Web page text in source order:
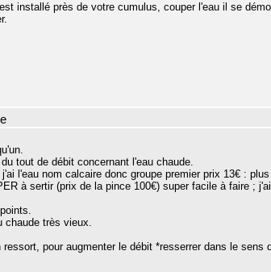
installé près de votre cumulus, couper l'eau il se
tout de débit concernant l'eau chaude.
l'eau nom calcaire donc groupe premier prix 13€ :
à sertir (prix de la pince 100€) super facile à faire ;
chaude très vieux.
pour augmenter le débit *resserrer dans le sens